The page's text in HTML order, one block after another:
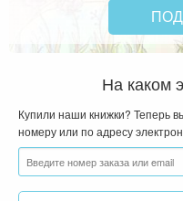
На каком
Купили наши книжки? Теперь
номеру или по адресу